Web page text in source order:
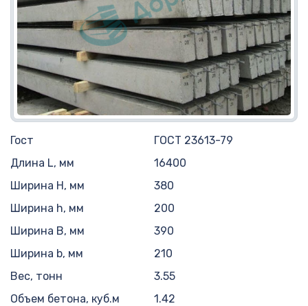
Гост
ГОСТ 23613-79
Длина L, мм
16400
Ширина H, мм
380
Ширина h, мм
200
Ширина B, мм
390
Ширина b, мм
210
Вес, тонн
3.55
Объем бетона, куб.м
1.42